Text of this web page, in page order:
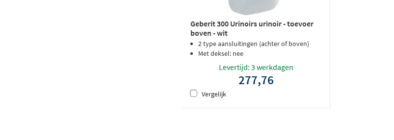
Geberit 300 Urinoirs urinoir - toevoer
boven - wit
2 type aansluitingen (achter of boven)
Met deksel: nee
Levertijd: 3 werkdagen
277,76
Vergelijk